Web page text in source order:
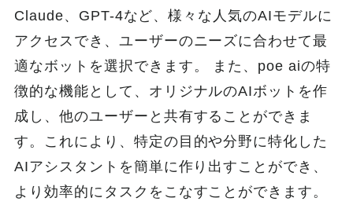
Claude、GPT-4など、様々な人気のAIモデルに
アクセスでき、ユーザーのニーズに合わせて最
適なボットを選択できます。 また、poe aiの特
徴的な機能として、オリジナルのAIボットを作
成し、他のユーザーと共有することができま
す。これにより、特定の目的や分野に特化した
AIアシスタントを簡単に作り出すことができ、
より効率的にタスクをこなすことができます。